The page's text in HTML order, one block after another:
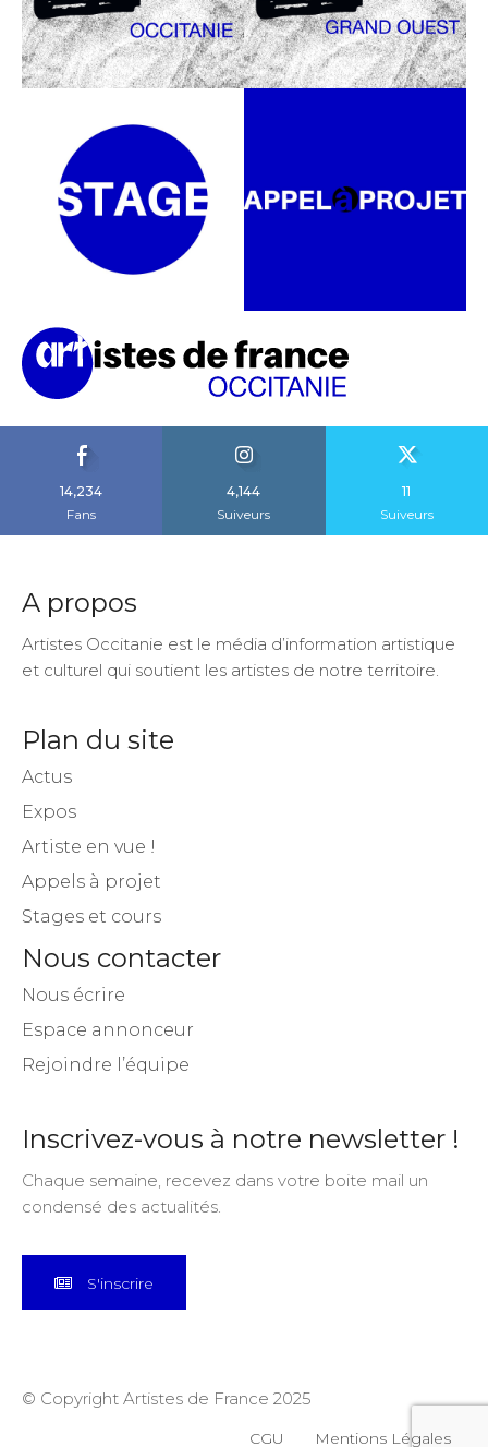
14,234
Fans
4,144
Suiveurs
11
Suiveurs
A propos
Artistes Occitanie est le média d’information artistique
et culturel qui soutient les artistes de notre territoire.
Plan du site
Actus
Expos
Artiste en vue !
Appels à projet
Stages et cours
Nous contacter
Nous écrire
Espace annonceur
Rejoindre l’équipe
Inscrivez-vous à notre newsletter !
Chaque semaine, recevez dans votre boite mail un
condensé des actualités.
S'inscrire
© Copyright Artistes de France 2025
CGU Mentions Légales